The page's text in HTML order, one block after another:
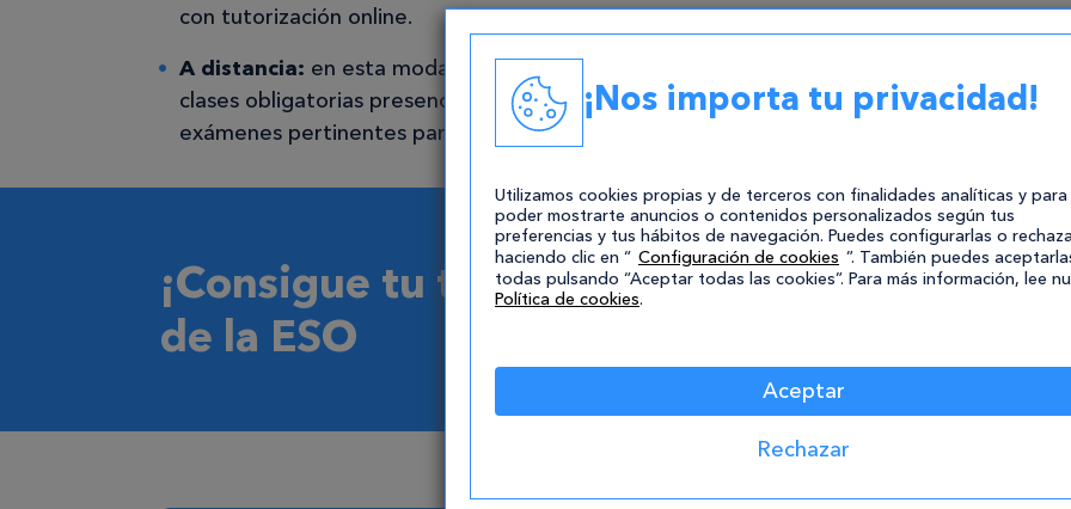
con tutorización online.
A distancia: en esta modalidad se estudia online y sin la necesidad de acudir a
clases obligatorias presenciales. Al final del proceso, hay que realizar los
exámenes pertinentes para obtener el título.
¡Consigue tu título
de la ESO
Curso de Acceso a Graduado en
Educación Secundaria
¡Nos importa tu privacidad!
Utilizamos cookies propias y de terceros con finalidades analíticas y para
poder mostrarte anuncios o contenidos personalizados según tus
preferencias y tus hábitos de navegación. Puedes configurarlas o
haciendo clic en “ Configuración de cookies ”. También puedes
todas pulsando “Aceptar todas las cookies”. Para más información, lee
Política de cookies.
Aceptar
Rechazar